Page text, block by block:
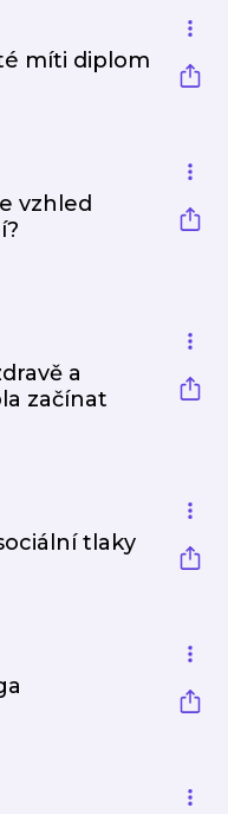
míti diplom
vzhled
a
začínat
tlaky